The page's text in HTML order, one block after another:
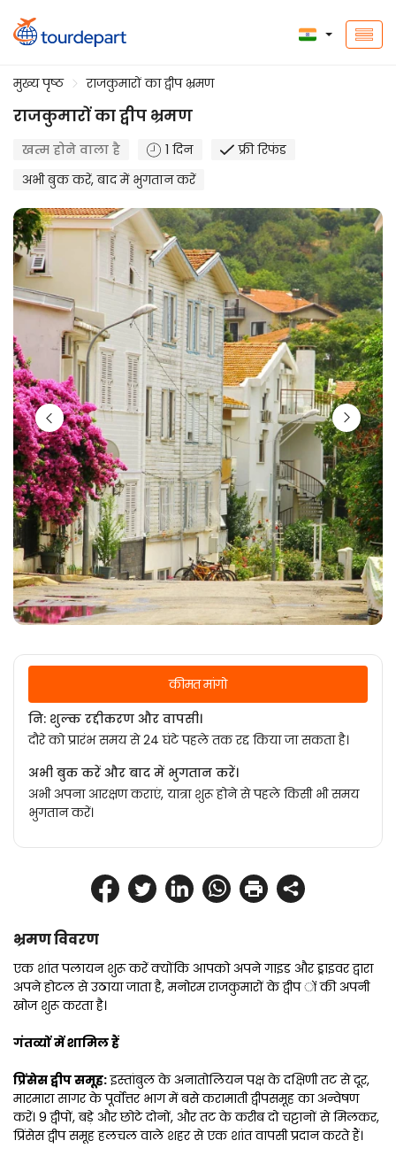
मुख्य पृष्ठ राजकुमारों का द्वीप भ्रमण
राजकुमारों का द्वीप भ्रमण
खत्म होने वाला है 1 दिन
फ्री रिफंड
अभी बुक करें, बाद में भुगतान करें
भ्रमण विवरण
एक शांत पलायन शुरू करें क्योंकि आपको अपने गाइड और ड्राइवर द्वारा
अपने होटल से उठाया जाता है, मनोरम राजकुमारों के द्वीप ों की अपनी
खोज शुरू करता है।
गंतव्यों में शामिल हैं
प्रिंसेस द्वीप समूह: इस्तांबुल के अनातोलियन पक्ष के दक्षिणी तट से दूर,
मारमारा सागर के पूर्वोत्तर भाग में बसे करामाती द्वीपसमूह का अन्वेषण
करें। 9 द्वीपों, बड़े और छोटे दोनों, और तट के करीब दो चट्टानों से मिलकर,
प्रिंसेस द्वीप समूह हलचल वाले शहर से एक शांत वापसी प्रदान करते हैं।
कीमत मांगो
नि: शुल्क रद्दीकरण और वापसी।
दौरे को प्रारंभ समय से 24 घंटे पहले तक रद्द किया जा सकता है।
अभी बुक करें और बाद में भुगतान करें।
अभी अपना आरक्षण कराएं, यात्रा शुरू होने से पहले किसी भी समय
भुगतान करें।